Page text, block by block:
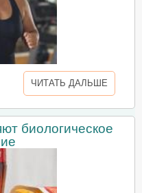
ЧИТАТЬ ДАЛЬШЕ
биологическое